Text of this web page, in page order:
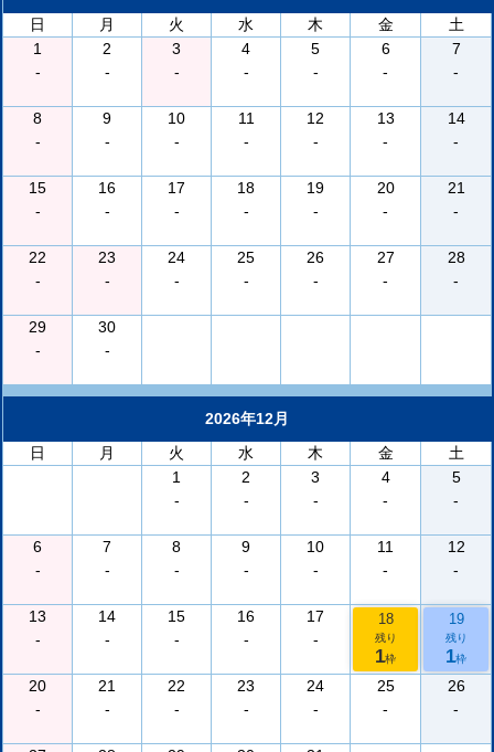
日
月 火 水 木 金
土
1
-
2
-
3
-
4
-
5
-
6
-
7
-
8
-
9
-
10
-
11
-
12
-
13
-
14
-
15
-
16
-
17
-
18
-
19
-
20
-
21
-
22
-
23
-
24
-
25
-
26
-
27
-
28
-
29
-
30
-
2026年12月
日
月 火 水 木 金
土
1
-
2
-
3
-
4
-
5
-
6
-
7
-
8
-
9
-
10
-
11
-
12
-
13
-
14
-
15
-
16
-
17
-
18
残り
1枠
19
残り
1枠
20
-
21
-
22
-
23
-
24
-
25
-
26
-